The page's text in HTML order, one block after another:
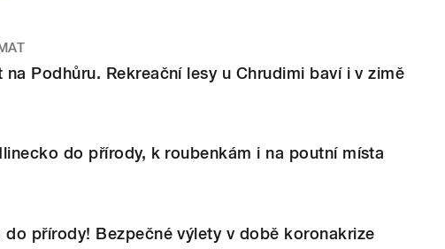
na Podhůru. Rekreační lesy u Chrudimi baví i v zimě
do přírody, k roubenkám i na poutní místa
do přírody! Bezpečné výlety v době koronakrize